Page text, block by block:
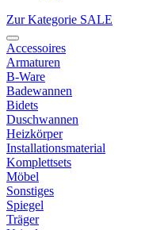
Zur Kategorie SALE
Accessoires
Armaturen
B-Ware
Badewannen
Bidets
Duschwannen
Heizkörper
Installationsmaterial
Komplettsets
Möbel
Sonstiges
Spiegel
Träger